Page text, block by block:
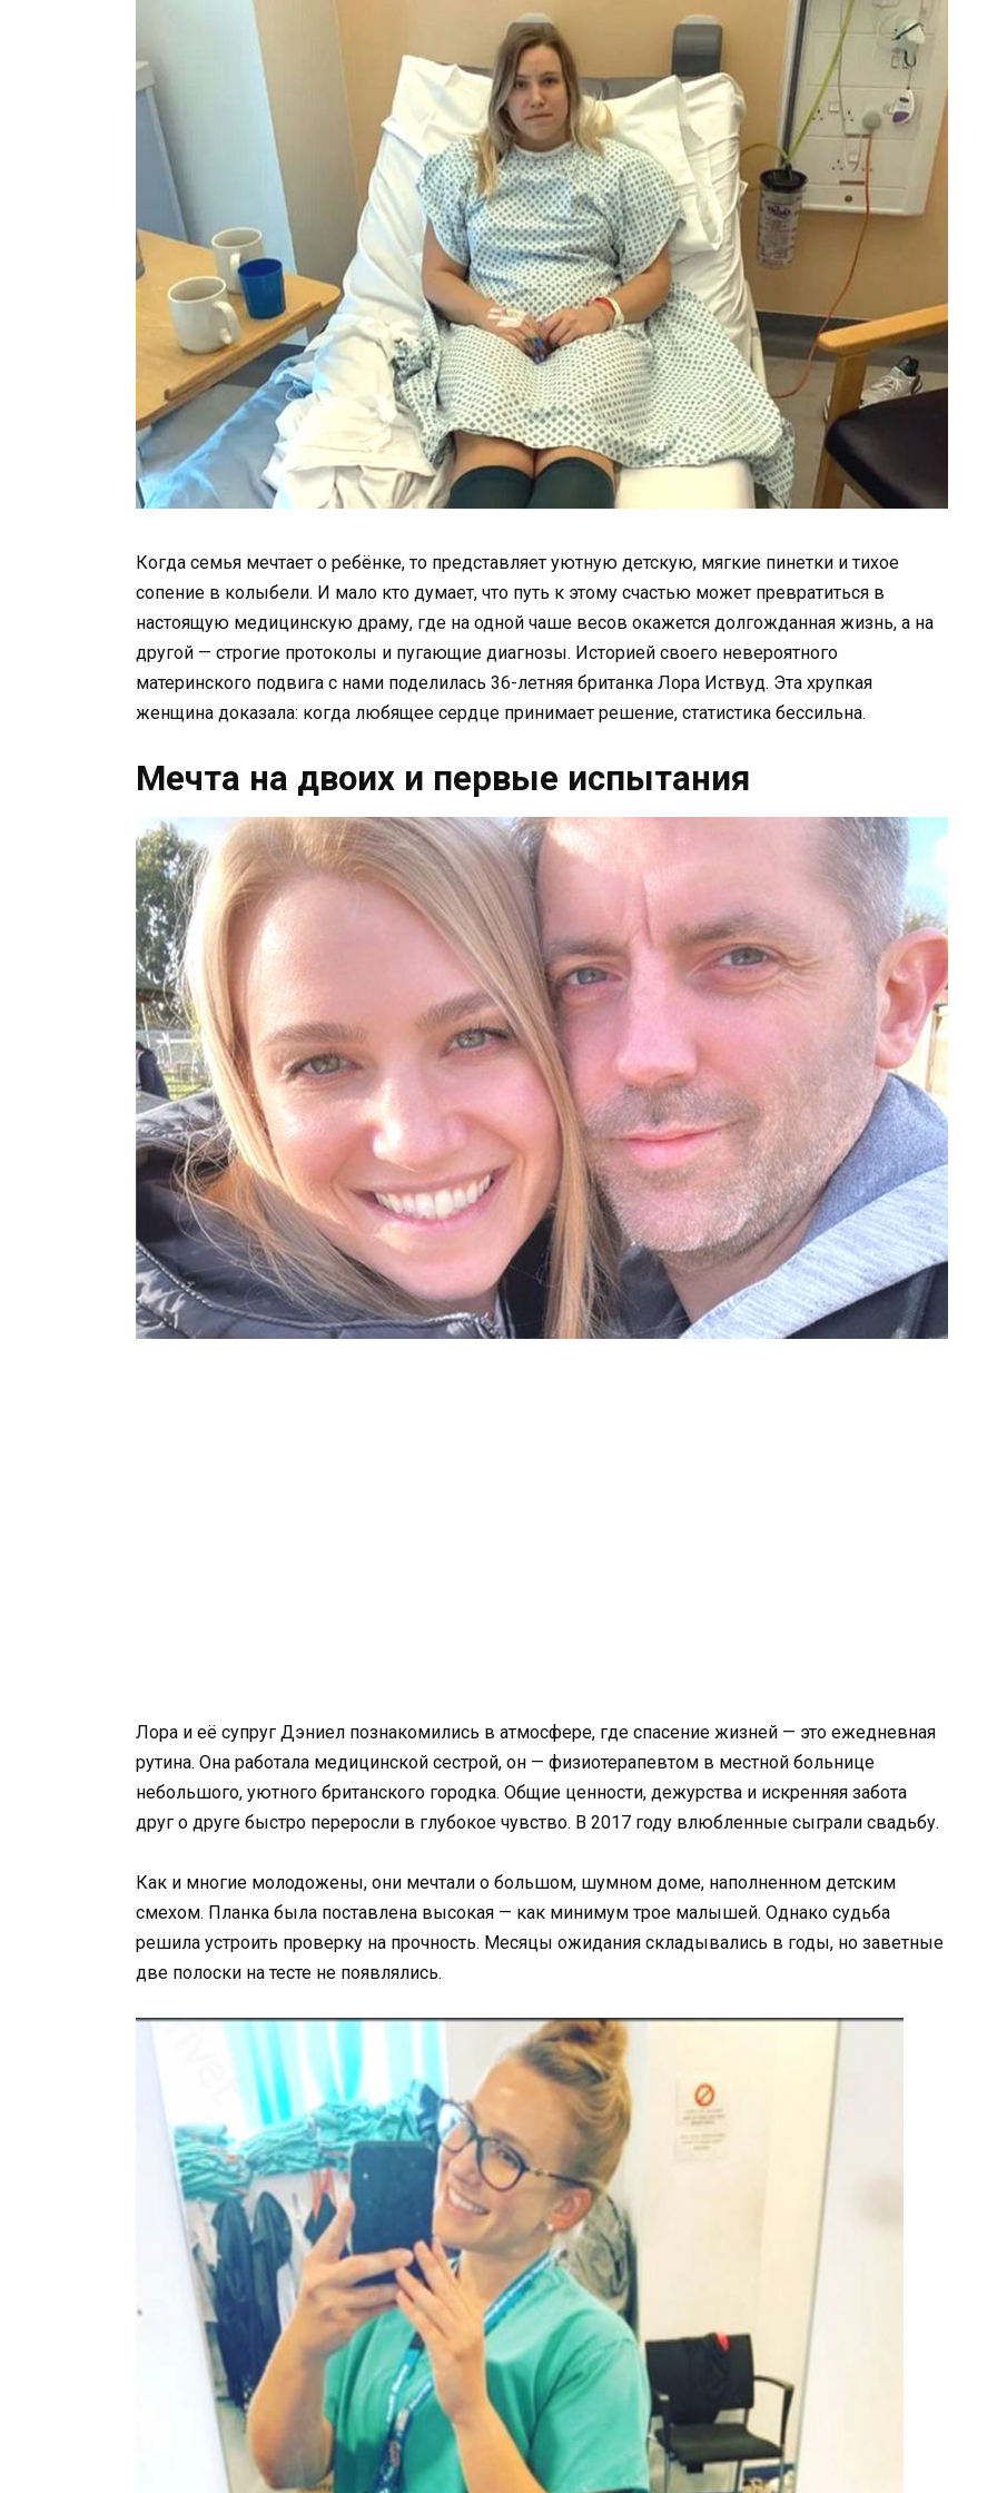
Когда семья мечтает о ребёнке, то представляет уютную детскую, мягкие пинетки и тихое
сопение в колыбели. И мало кто думает, что путь к этому счастью может превратиться в
настоящую медицинскую драму, где на одной чаше весов окажется долгожданная жизнь, а на
другой — строгие протоколы и пугающие диагнозы. Историей своего невероятного
материнского подвига с нами поделилась 36-летняя британка Лора Иствуд. Эта хрупкая
женщина доказала: когда любящее сердце принимает решение, статистика бессильна.
Мечта на двоих и первые испытания
Лора и её супруг Дэниел познакомились в атмосфере, где спасение жизней — это ежедневная
рутина. Она работала медицинской сестрой, он — физиотерапевтом в местной больнице
небольшого, уютного британского городка. Общие ценности, дежурства и искренняя забота
друг о друге быстро переросли в глубокое чувство. В 2017 году влюбленные сыграли свадьбу.
Как и многие молодожены, они мечтали о большом, шумном доме, наполненном детским
смехом. Планка была поставлена высокая — как минимум трое малышей. Однако судьба
решила устроить проверку на прочность. Месяцы ожидания складывались в годы, но заветные
две полоски на тесте не появлялись.